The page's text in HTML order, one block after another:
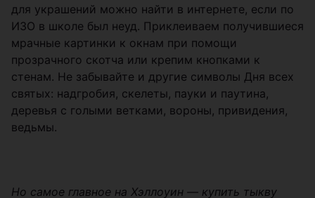
для украшений можно найти в интернете, если по
ИЗО в школе был неуд. Приклеиваем получившиеся
мрачные картинки к окнам при помощи
прозрачного скотча или крепим кнопками к
стенам. Не забывайте и другие символы Дня всех
святых: надгробия, скелеты, пауки и паутина,
деревья с голыми ветками, вороны, привидения,
ведьмы.
Но самое главное на Хэллоуин — купить тыкву